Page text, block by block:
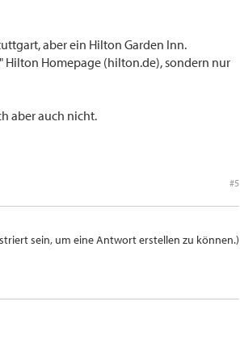
aber ein Hilton Garden Inn.
Homepage (hilton.de), sondern nur
aber auch nicht.
#5
sein, um eine Antwort erstellen zu können.)